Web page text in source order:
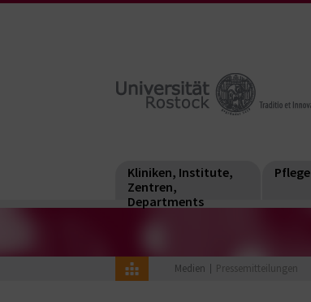
Kliniken, Institute,
Zentren,
Departments
Pflege
Medien Pressemitteilungen